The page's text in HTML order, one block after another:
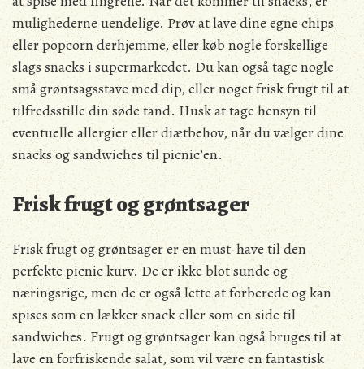
mulighederne uendelige. Prøv at lave dine egne chips
eller popcorn derhjemme, eller køb nogle forskellige
slags snacks i supermarkedet. Du kan også tage nogle
små grøntsagsstave med dip, eller noget frisk frugt til at
tilfredsstille din søde tand. Husk at tage hensyn til
eventuelle allergier eller diætbehov, når du vælger dine
snacks og sandwiches til picnic’en.
Frisk frugt og grøntsager
Frisk frugt og grøntsager er en must-have til den
perfekte picnic kurv. De er ikke blot sunde og
næringsrige, men de er også lette at forberede og kan
spises som en lækker snack eller som en side til
sandwiches. Frugt og grøntsager kan også bruges til at
lave en forfriskende salat, som vil være en fantastisk